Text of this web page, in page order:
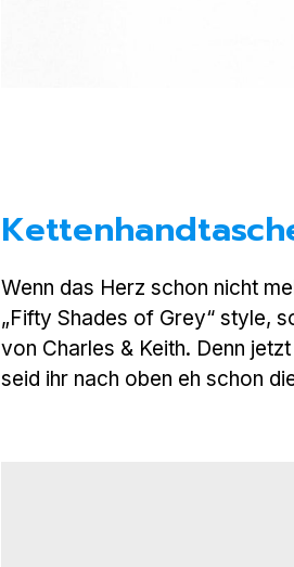
Wenn das Herz schon nicht
„Fifty Shades of Grey“ style,
von Charles & Keith. Denn
seid ihr nach oben eh schon